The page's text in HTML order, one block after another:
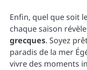
Enfin, quel que soit
chaque saison
grecques. Soyez
paradis de la mer
vivre des moments